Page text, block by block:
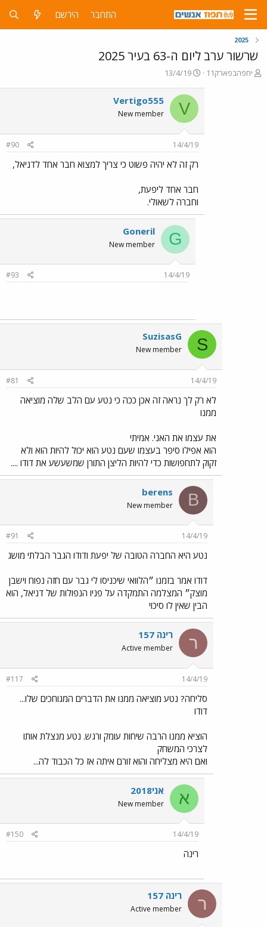
התחבר הירשם
2025
שרשור ערב ליום ה-63 בעיר 2025
פ
יחפהבפארק11
פ
ר
ס
ב
ת
א
י
13/4/19
V
Vertigo555
New member
14/4/19
#90
רק זה לא יהיה פשוט כי צריך למצוא חבר אחד לדניאל,
חבר אחד ליפעת,
וחברה לשאולי.
G
Goneril
New member
14/4/19
#93
S
SuzisasG
New member
14/4/19
#81
לא רק לך נראה זה אכן ככה כי נטע עם הלב שלה מוציאה
ממנו
את עצמו את האני. אמיתי
הוא אפילו סיפר בעצמו שעם נטע הוא יכול להיות הוא ולא
זקוק לתחפושות כדי להיות הליצן התורן שמשעשע את דודו ....
B
berens
New member
14/4/19
#91
נטע היא החברה הטובה של יפעת ודודו הגבר הבלתי מושג
דודו אמר בזמנו ״הלוואי שיכניסו לי גבר עם חזה נפוח וישבן
מוצק״ המצלמה התמקדה על פניו הנפולות של דניאל, הוא
הבין שאין לו סיכוי
ר רינה 157
Active member
14/4/19
#117
סליחה? נטע מוציאה ממנו את הדברים המגוחכים שלו...
דודו
הוציא ממנו הרבה שיחות עומק ורגש. נטע מנצלת אותו
לצרכי המשחק
ואם היא מצליחה והוא זורם איתה אז כל הכבוד לה...
א אני2018
New member
14/4/19
#150
רינה
ר רינה 157
Active member